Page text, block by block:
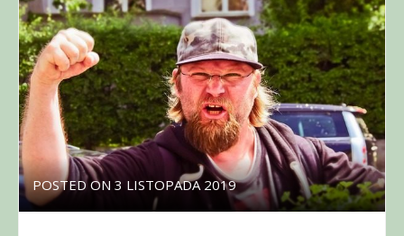
POSTED ON3 LISTOPADA 2019